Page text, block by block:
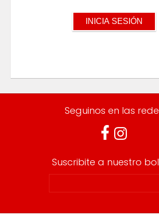
Seguinos en las
Suscribite a nuestro